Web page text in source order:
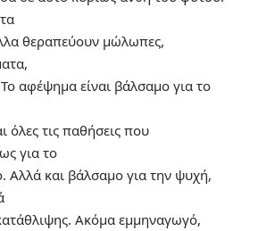
θεραπεύουν μώλωπες,
αφέψημα είναι βάλσαμο για το
όλες τις παθήσεις που
για το
Αλλά και βάλσαμο για την ψυχή,
Ακόμα εμμηναγωγό,